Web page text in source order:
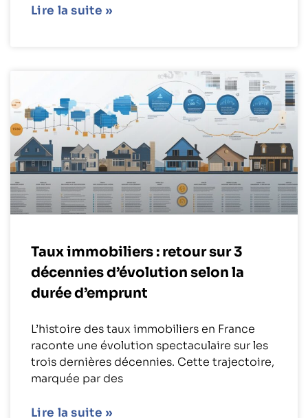
Lire la suite »
Taux immobiliers : retour sur 3
décennies d’évolution selon la
durée d’emprunt
L’histoire des taux immobiliers en France
raconte une évolution spectaculaire sur les
trois dernières décennies. Cette trajectoire,
marquée par des
Lire la suite »